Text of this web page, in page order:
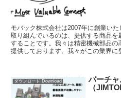
モバック株式会社は2007年に創業い
取り組んでいるのは、提供する商品を
することです。我々は精密機械部品
提供しております。我々がこの業界に
ダウンロード Download
バーチ
（